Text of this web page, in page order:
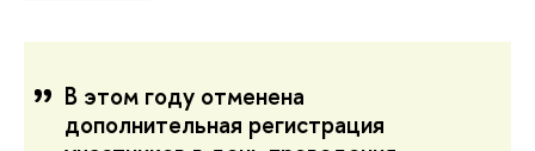
В этом году отменена
дополнительная регистрация